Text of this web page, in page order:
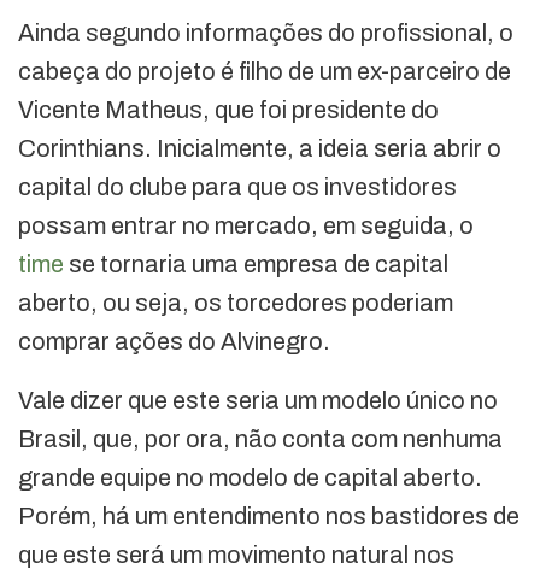
Ainda segundo informações do profissional, o
cabeça do projeto é filho de um ex-parceiro de
Vicente Matheus, que foi presidente do
Corinthians. Inicialmente, a ideia seria abrir o
capital do clube para que os investidores
possam entrar no mercado, em seguida, o
time se tornaria uma empresa de capital
aberto, ou seja, os torcedores poderiam
comprar ações do Alvinegro.
Vale dizer que este seria um modelo único no
Brasil, que, por ora, não conta com nenhuma
grande equipe no modelo de capital aberto.
Porém, há um entendimento nos bastidores de
que este será um movimento natural nos